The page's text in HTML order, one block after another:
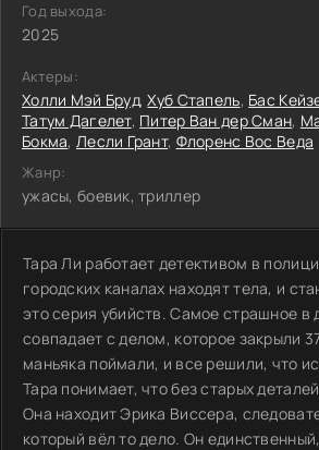
Год выхода:
2025
Актеры:
Холли Мэй Бруд,Хуб Стапель, Бас
Татум Дагелет, Питер Ван дер Сман,
Бокма, Лесли Грант, Флоренс Вос Веда
Жанр:
ужасы, боевик, триллер
Тара Ли работает детективом в
городских каналах находят тела, и
это серия убийств. Самое страшное в
совпадает с делом, которое закрыли
маньяка поймали, и все решили, что
Тара понимает, что без старых
Она находит Эрика Виссера,
который вёл то дело. Он